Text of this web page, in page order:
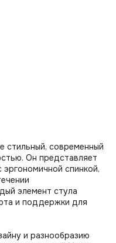
стильный, современный
Он представляет
спинкой,
элемент стула
и поддержки для
и разнообразию